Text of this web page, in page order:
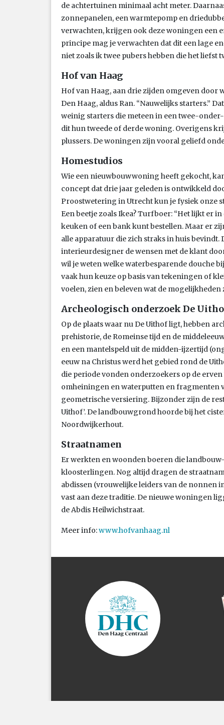
de achtertuinen minimaal acht meter.
zonnepanelen, een warmtepomp en
verwachten, krijgen ook deze woningen een
principe mag je verwachten dat dit een lage
niet zoals ik twee pubers hebben die het liefst
Hof van Haag
Hof van Haag, aan drie zijden omgeven
Den Haag, aldus Ran. “Nauwelijks starters.”
weinig starters die meteen in een twee-
dit hun tweede of derde woning. Overigens
plussers. De woningen zijn vooral geliefd
Homestudios
Wie een nieuwbouwwoning heeft gekocht,
concept dat drie jaar geleden is ontwikkeld
Proostwetering in Utrecht kun je fysiek onze
Een beetje zoals Ikea? Turfboer: “Het lijkt er
keuken of een bank kunt bestellen. Maar er
alle apparatuur die zich straks in huis
interieurdesigner de wensen met de klant
wil je weten welke waterbesparende douche
vaak hun keuze op basis van tekeningen of
voelen, zien en beleven wat de
Archeologisch onderzoek De
Op de plaats waar nu De Uithof ligt, hebben
prehistorie, de Romeinse tijd en de
en een mantelspeld uit de midden-ijzertijd
eeuw na Christus werd het gebied rond de
die periode vonden onderzoekers op de
omheiningen en waterputten en fragmenten
geometrische versiering. Bijzonder zijn de
Uithof’. De landbouwgrond hoorde bij het
Noordwijkerhout.
Straatnamen
Er werkten en woonden boeren die
kloosterlingen. Nog altijd dragen de
abdissen (vrouwelijke leiders van de nonnen
vast aan deze traditie. De nieuwe woningen
de Abdis Heilwichstraat.
Meer info:www.hofvanhaag.nl